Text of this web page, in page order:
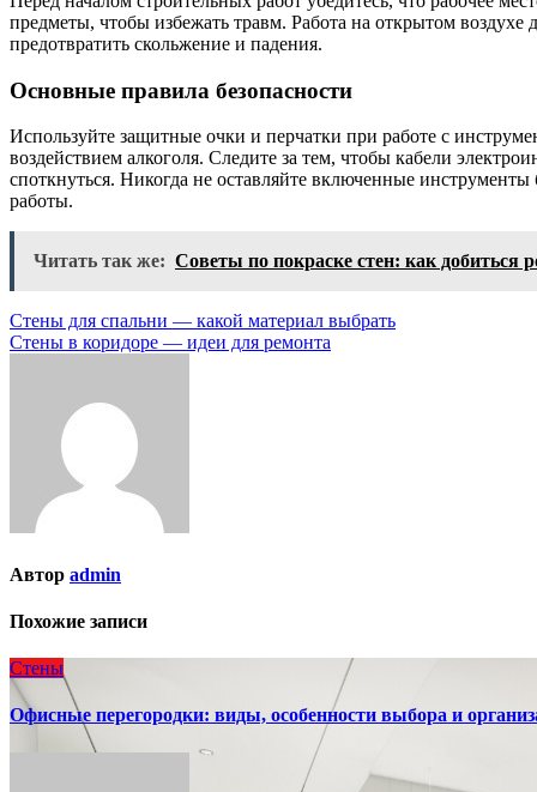
предметы, чтобы избежать травм. Работа на открытом
предотвратить скольжение и падения.
Основные правила безопасности
Используйте защитные очки и перчатки при работе с
воздействием алкоголя. Следите за тем, чтобы кабели
споткнуться. Никогда не оставляйте включенные
работы.
Читать так же: Советы по покраске стен: как добиться
Навигация
по
Стены для спальни — какой материал выбрать
Стены в коридоре — идеи для ремонта
Автор admin
Похожие записи
Стены
Офисные перегородки: виды, особенности выбора и